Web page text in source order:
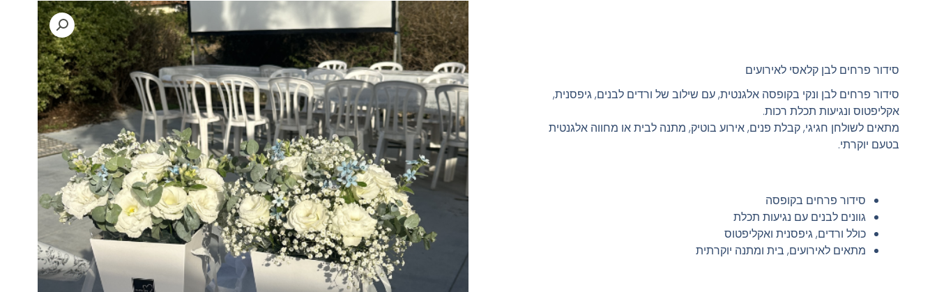
סידור פרחים לבן קלאסי לאירועים
סידור פרחים לבן ונקי בקופסה אלגנטית, עם שילוב של ורדים לבנים, גיפסנית,
אקליפטוס ונגיעות תכלת רכות.
מתאים לשולחן חגיגי, קבלת פנים, אירוע בוטיק, מתנה לבית או מחווה אלגנטית
בטעם יוקרתי.
סידור פרחים בקופסה
גוונים לבנים עם נגיעות תכלת
כולל ורדים, גיפסנית ואקליפטוס
מתאים לאירועים, בית ומתנה יוקרתית